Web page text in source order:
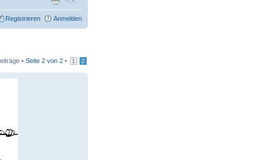
Registrieren Anmelden
• Seite 2 von 2 • 1 2